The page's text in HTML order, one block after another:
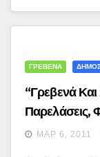
ΓΡΕΒΕΝΑ
“Γρεβενά
Παρελάσεις,
Άκρη Των
ΜΑΡ 6, 2011